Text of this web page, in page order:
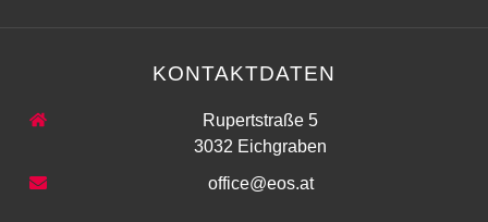
KONTAKTDATEN
Rupertstraße 5
3032 Eichgraben
office@eos.at